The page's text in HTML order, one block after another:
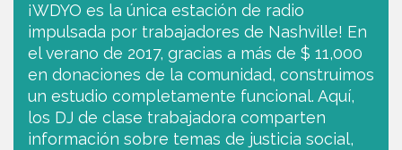
¡WDYO es la única estación de radio
impulsada por trabajadores de Nashville! En
el verano de 2017, gracias a más de $ 11,000
en donaciones de la comunidad, construimos
un estudio completamente funcional. Aquí,
los DJ de clase trabajadora comparten
información sobre temas de justicia social,